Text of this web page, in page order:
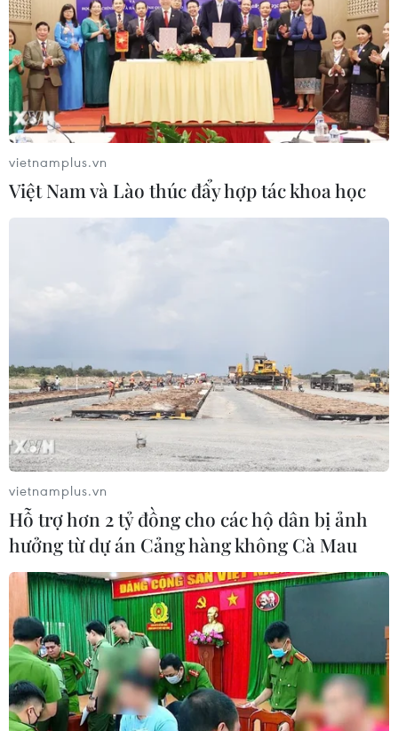
vietnamplus.vn
Việt Nam và Lào thúc đẩy hợp tác khoa học
vietnamplus.vn
Hỗ trợ hơn 2 tỷ đồng cho các hộ dân bị ảnh
hưởng từ dự án Cảng hàng không Cà Mau